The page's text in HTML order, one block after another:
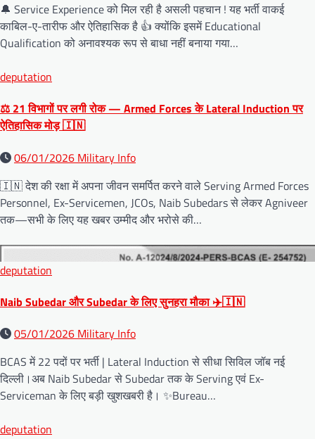
🔔 Service Experience को मिल रही है असली पहचान ! यह भर्ती वाकई
काबिल-ए-तारीफ और ऐतिहासिक है 👍 क्योंकि इसमें Educational
Qualification को अनावश्यक रूप से बाधा नहीं बनाया गया…
deputation
⚖️ 21 विभागों पर लगी रोक — Armed Forces के Lateral Induction पर
ऐतिहासिक मोड़ 🇮🇳
06/01/2026 Military Info
🇮🇳 देश की रक्षा में अपना जीवन समर्पित करने वाले Serving Armed Forces
Personnel, Ex-Servicemen, JCOs, Naib Subedars से लेकर Agniveer
तक—सभी के लिए यह खबर उम्मीद और भरोसे की…
deputation
Naib Subedar और Subedar के लिए सुनहरा मौका ✈️🇮🇳
05/01/2026 Military Info
BCAS में 22 पदों पर भर्ती | Lateral Induction से सीधा सिविल जॉब नई
दिल्ली।अब Naib Subedar से Subedar तक के Serving एवं Ex-
Serviceman के लिए बड़ी खुशखबरी है। ✨Bureau…
deputation